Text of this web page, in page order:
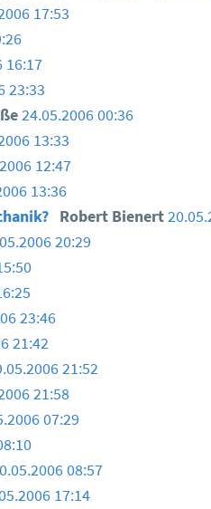
17:53
16:17
23:33
24.05.2006 00:36
13:33
12:47
13:36
Robert Bienert
20:29
23:46
21:42
21:52
21:58
07:29
08:57
17:14